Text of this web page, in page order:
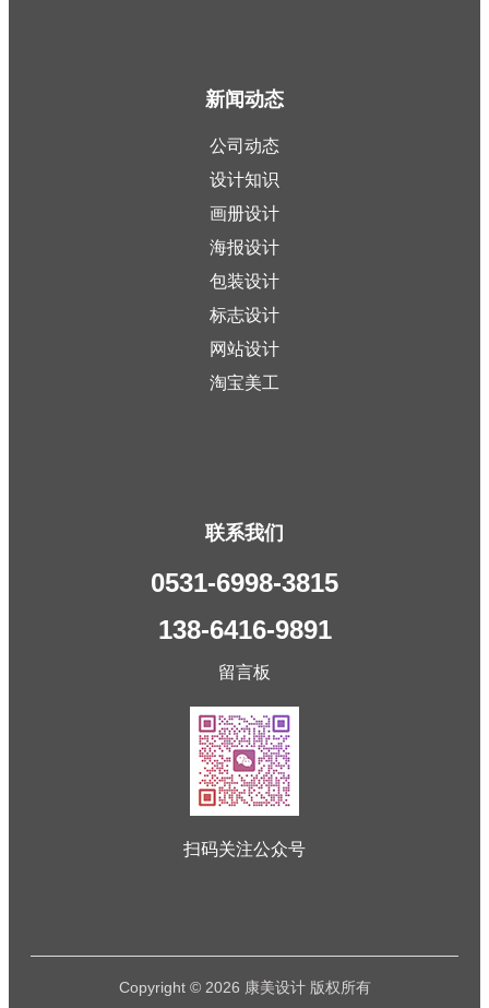
新闻动态
公司动态
设计知识
画册设计
海报设计
包装设计
标志设计
网站设计
淘宝美工
联系我们
0531-6998-3815
138-6416-9891
留言板
扫码关注公众号
Copyright © 2026 康美设计 版权所有